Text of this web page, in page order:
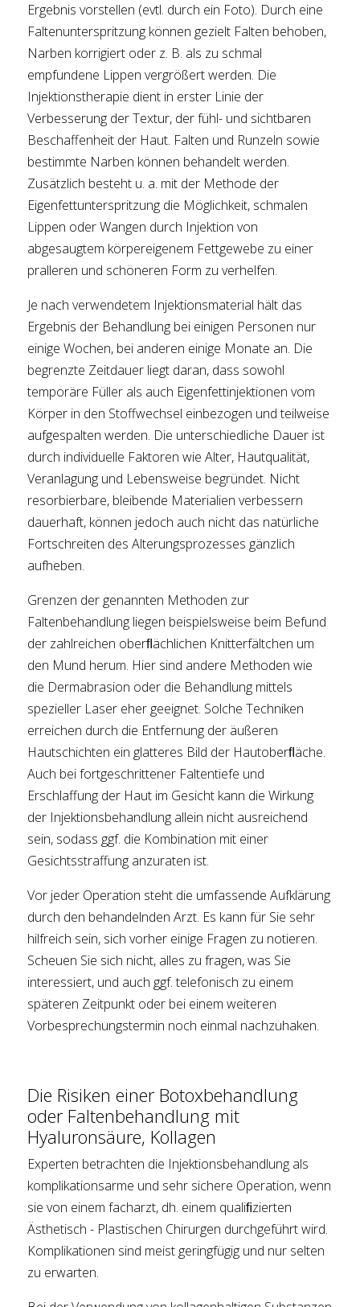
Ergebnis vorstellen (evtl. durch ein Foto). Durch eine
Faltenunterspritzung können gezielt Falten behoben,
Narben korrigiert oder z. B. als zu schmal
empfundene Lippen vergrößert werden. Die
Injektionstherapie dient in erster Linie der
Verbesserung der Textur, der fühl- und sichtbaren
Beschaffenheit der Haut. Falten und Runzeln sowie
bestimmte Narben können behandelt werden.
Zusätzlich besteht u. a. mit der Methode der
Eigenfettunterspritzung die Möglichkeit, schmalen
Lippen oder Wangen durch Injektion von
abgesaugtem körpereigenem Fettgewebe zu einer
pralleren und schöneren Form zu verhelfen.
Je nach verwendetem Injektionsmaterial hält das
Ergebnis der Behandlung bei einigen Personen nur
einige Wochen, bei anderen einige Monate an. Die
begrenzte Zeitdauer liegt daran, dass sowohl
temporäre Füller als auch Eigenfettinjektionen vom
Körper in den Stoffwechsel einbezogen und teilweise
aufgespalten werden. Die unterschiedliche Dauer ist
durch individuelle Faktoren wie Alter, Hautqualität,
Veranlagung und Lebensweise begründet. Nicht
resorbierbare, bleibende Materialien verbessern
dauerhaft, können jedoch auch nicht das natürliche
Fortschreiten des Alterungsprozesses gänzlich
aufheben.
Grenzen der genannten Methoden zur
Faltenbehandlung liegen beispielsweise beim Befund
der zahlreichen oberﬂächlichen Knitterfältchen um
den Mund herum. Hier sind andere Methoden wie
die Dermabrasion oder die Behandlung mittels
spezieller Laser eher geeignet. Solche Techniken
erreichen durch die Entfernung der äußeren
Hautschichten ein glatteres Bild der Hautoberﬂäche.
Auch bei fortgeschrittener Faltentiefe und
Erschlaffung der Haut im Gesicht kann die Wirkung
der Injektionsbehandlung allein nicht ausreichend
sein, sodass ggf. die Kombination mit einer
Gesichtsstraffung anzuraten ist.
Vor jeder Operation steht die umfassende Aufklärung
durch den behandelnden Arzt. Es kann für Sie sehr
hilfreich sein, sich vorher einige Fragen zu notieren.
Scheuen Sie sich nicht, alles zu fragen, was Sie
interessiert, und auch ggf. telefonisch zu einem
späteren Zeitpunkt oder bei einem weiteren
Vorbesprechungstermin noch einmal nachzuhaken.
Die Risiken einer Botoxbehandlung
oder Faltenbehandlung mit
Hyaluronsäure, Kollagen
Experten betrachten die Injektionsbehandlung als
komplikationsarme und sehr sichere Operation, wenn
sie von einem facharzt, dh. einem qualiﬁzierten
Ästhetisch - Plastischen Chirurgen durchgeführt wird.
Komplikationen sind meist geringfügig und nur selten
zu erwarten.